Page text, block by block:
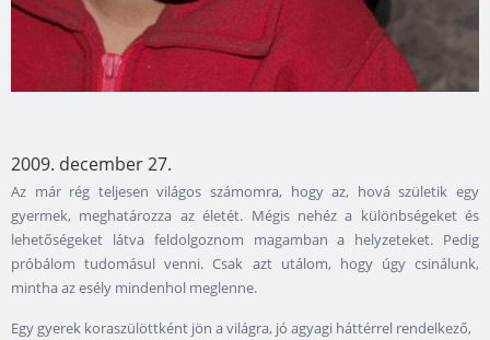
2009. december 27.
Az már rég teljesen világos számomra, hogy az, hová születik egy
gyermek, meghatározza az életét. Mégis nehéz a különbségeket és
lehetőségeket látva feldolgoznom magamban a helyzeteket. Pedig
próbálom tudomásul venni. Csak azt utálom, hogy úgy csinálunk,
mintha az esély mindenhol meglenne.
Egy gyerek koraszülöttként jön a világra, jó agyagi háttérrel rendelkező,